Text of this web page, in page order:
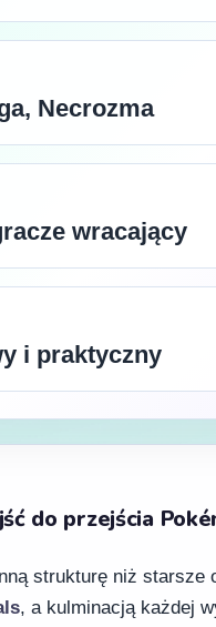
Necrozma
wracający
i praktyczny
do przejścia
strukturę niż
, a kulminacją każdej